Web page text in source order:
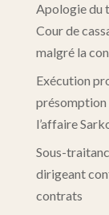
Apologie du
Cour de
malgré la
Exécution
présomption
l’affaire
Sous-
dirigeant
contrats